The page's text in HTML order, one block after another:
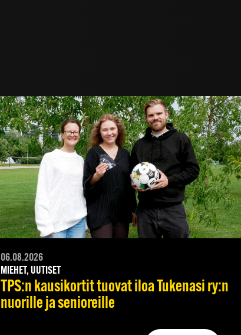
06.08.2026
MIEHET, UUTISET
TPS:n kausikortit tuovat iloa Tukenasi ry:n
nuorille ja senioreille